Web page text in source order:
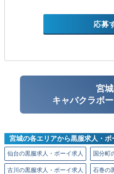
応募
宮
キャバクラボ
宮城の各エリアから黒服求人・ボ
仙台の黒服求人・ボーイ求人 国分町
古川の黒服求人・ボーイ求人 石巻の